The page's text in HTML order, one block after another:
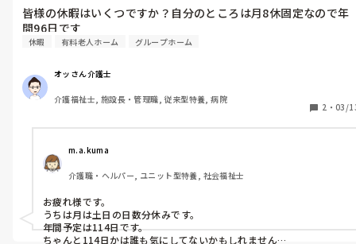
皆様の休暇はいくつですか？自分のところは月8休固定なので年
間96日です
休暇 有料老人ホーム グループホーム
オッさん介護士
介護福祉士, 施設長・管理職, 従来型特養, 病院
2 ・ 03/
m.a.kuma
介護職・ヘルパー, ユニット型特養, 社会福祉士
お疲れ様です。
うちは月は土日の日数分休みです。
年間予定は114日です。
ちゃんと114日かは誰も気にしてないかもしれません…